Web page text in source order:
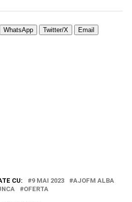
WhatsApp Twitter/X Email
CU: 9 MAI 2023
AJOFM ALBA
OFERTA